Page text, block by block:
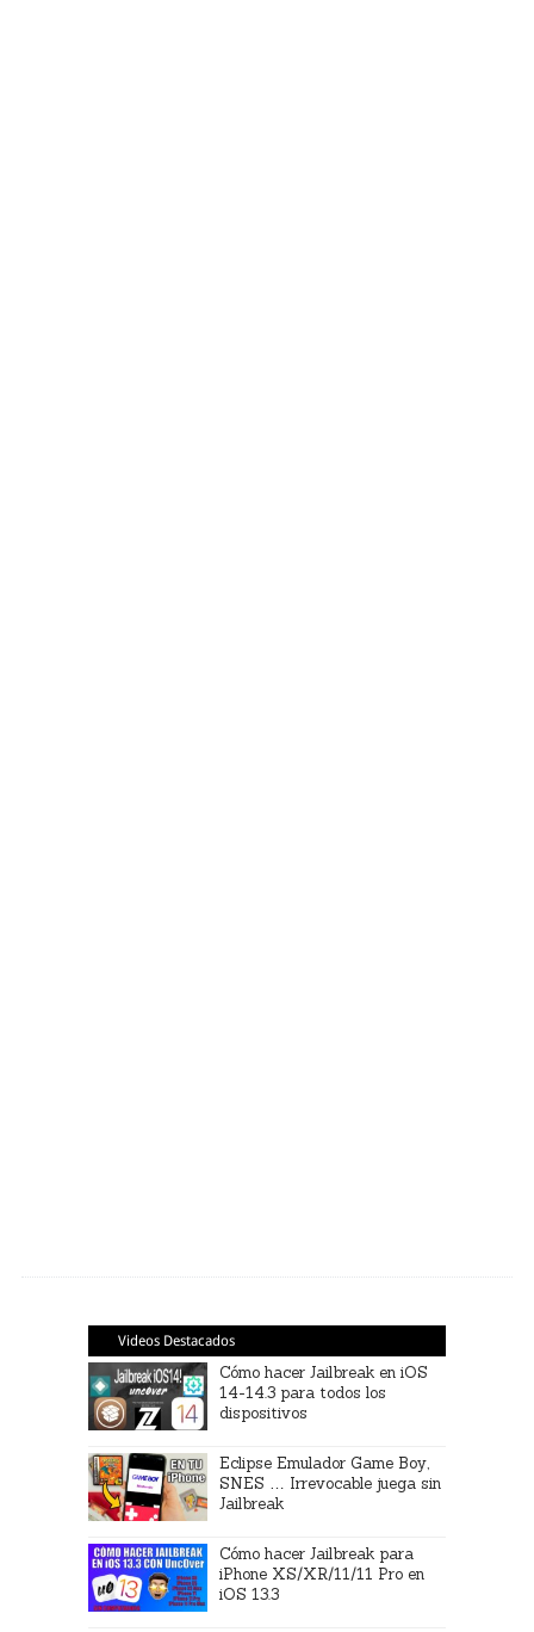
Videos Destacados
Cómo hacer Jailbreak en iOS
14-14.3 para todos los
dispositivos
Eclipse Emulador Game Boy,
SNES … Irrevocable juega sin
Jailbreak
Cómo hacer Jailbreak para
iPhone XS/XR/11/11 Pro en
iOS 13.3